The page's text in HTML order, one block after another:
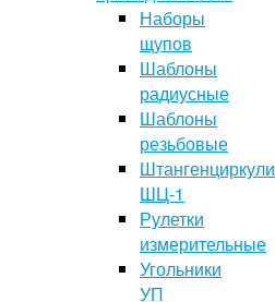
Наборы
щупов
Шаблоны
радиусные
Шаблоны
резьбовые
Штангенциркули
ШЦ-1
Рулетки
измерительные
Угольники
УП